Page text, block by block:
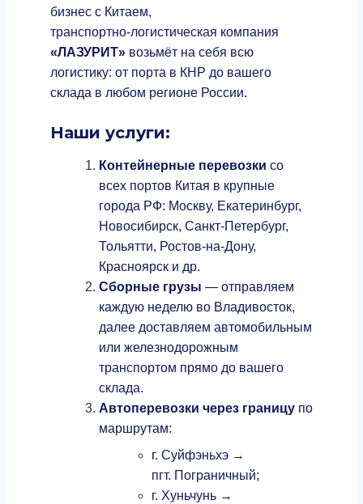
бизнес с Китаем,
транспортно‑логистическая компания
«ЛАЗУРИТ» возьмёт на себя всю
логистику: от порта в КНР до вашего
склада в любом регионе России.
Наши услуги:
Контейнерные перевозки со
всех портов Китая в крупные
города РФ: Москву, Екатеринбург,
Новосибирск, Санкт‑Петербург,
Тольятти, Ростов‑на‑Дону,
Красноярск и др.
Сборные грузы — отправляем
каждую неделю во Владивосток,
далее доставляем автомобильным
или железнодорожным
транспортом прямо до вашего
склада.
Автоперевозки через границу по
маршрутам:
г. Суйфэньхэ →
пгт. Пограничный;
г. Хуньчунь →